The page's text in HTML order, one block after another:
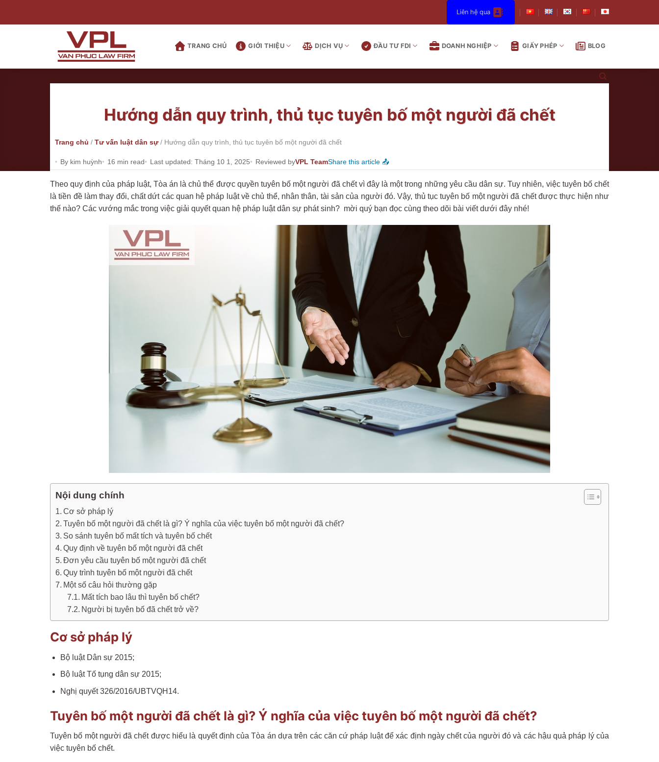
Liên hệ qua
TRANG CHỦ GIỚI THIỆU DỊCH VỤ ĐẦU TƯ FDI DOANH NGHIỆP GIẤY PHÉP BLOG
Hướng dẫn quy trình, thủ tục tuyên bố một người đã chết
Trang chủ / Tư vấn luật dân sự/ Hướng dẫn quy trình, thủ tục tuyên bố một người đã chết
By kim huỳnh 16 min read Last updated: Tháng 10 1, 2025 Reviewed byVPL TeamShare this article 📤
Theo quy định của pháp luật, Tòa án là chủ thể được quyền tuyên bố một người đã chết vì đây là một trong những yêu cầu dân sự. Tuy nhiên, việc tuyên bố chết
là tiền đề làm thay đổi, chất dứt các quan hệ pháp luật về chủ thể, nhân thân, tài sản của người đó. Vậy, thủ tục tuyên bố một người đã chết được thực hiện như
thế nào? Các vướng mắc trong việc giải quyết quan hệ pháp luật dân sự phát sinh? mời quý bạn đọc cùng theo dõi bài viết dưới đây nhé!
Nội dung chính
Cơ sở pháp lý
Tuyên bố một người đã chết là gì? Ý nghĩa của việc tuyên bố một người đã chết?
So sánh tuyên bố mất tích và tuyên bố chết
Quy định về tuyên bố một người đã chết
Đơn yêu cầu tuyên bố một người đã chết
Quy trình tuyên bố một người đã chết
Một số câu hỏi thường gặp
Mất tích bao lâu thì tuyên bố chết?
Người bị tuyên bố đã chết trở về?
Cơ sở pháp lý
Bộ luật Dân sự 2015;
Bộ luật Tố tụng dân sự 2015;
Nghị quyết 326/2016/UBTVQH14.
Tuyên bố một người đã chết là gì? Ý nghĩa của việc tuyên bố một người đã chết?
Tuyên bố một người đã chết được hiểu là quyết định của Tòa án dựa trên các căn cứ pháp luật để xác định ngày chết của người đó và các hậu quả pháp lý của
việc tuyên bố chết.